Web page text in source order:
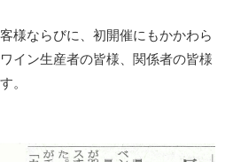
様ならびに、初開催にもかかわら
イン生産者の皆様、関係者の皆様
。